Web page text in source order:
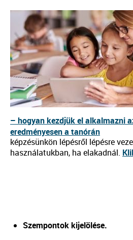
– hogyan kezdjük el alkalmazni
eredményesen a tanórán
képzésünkön lépésről lépésre
használatukban, ha elakadnál.
Szempontok kijelölése.